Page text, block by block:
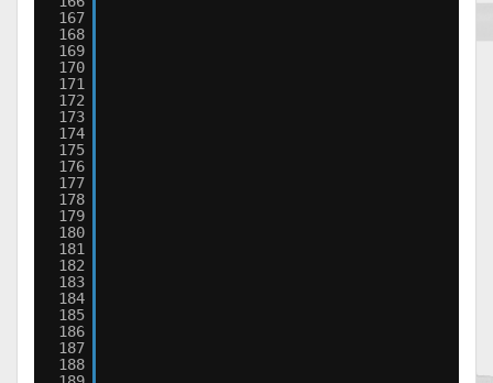
167
168
169
170
171
172
173
174
175
176
177
178
179
180
181
182
183
184
185
186
187
188